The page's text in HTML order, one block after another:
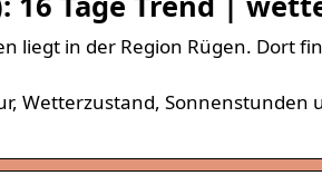
liegt in der Region Rügen. Dort
Wetterzustand, Sonnenstunden